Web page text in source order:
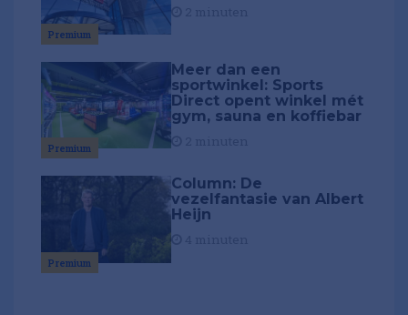
Premium
Premium
Meer dan een
sportwinkel: Sports
Direct opent winkel mét
gym, sauna en koffiebar
Premium
Column: De
vezelfantasie van Albert
Heijn